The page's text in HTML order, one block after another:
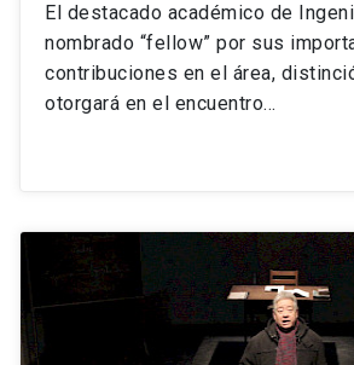
El destacado académico de
nombrado “fellow” por sus
contribuciones en el área,
otorgará en el encuentro…